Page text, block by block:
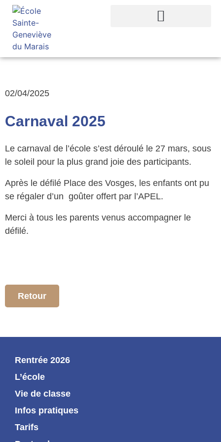
02/04/2025
Carnaval 2025
Le carnaval de l’école s’est déroulé le 27 mars, sous
le soleil pour la plus grand joie des participants.
Après le défilé Place des Vosges, les enfants ont pu
se régaler d’un goûter offert par l’APEL.
Merci à tous les parents venus accompagner le
défilé.
Retour
Rentrée 2026
L’école
Vie de classe
Infos pratiques
Tarifs